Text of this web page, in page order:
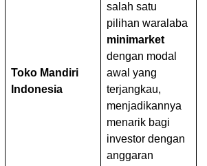
Toko Mandiri
Indonesia
salah satu
pilihan waralaba
minimarket
dengan modal
awal yang
terjangkau,
menjadikannya
menarik bagi
investor dengan
anggaran